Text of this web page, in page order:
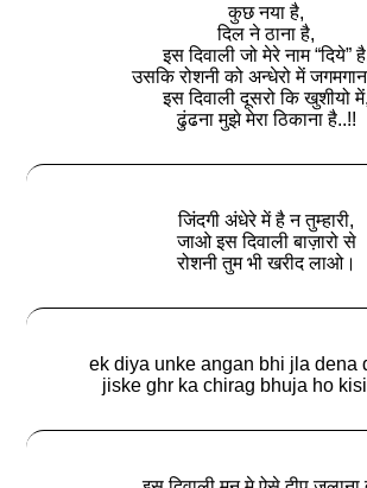
कुछ नया है,
दिल ने ठाना है,
इस दिवाली जो मेरे नाम “दिये”
उसकि रोशनी को अन्धेरो में
इस दिवाली दूसरो कि खुशीयो में,
ढुंढना मुझे मेरा ठिकाना है..!!
जिंदगी अंधेरे में है न तुम्हारी,
जाओ इस दिवाली बाज़ारो से
रोशनी तुम भी खरीद लाओ।
ek diya unke angan bhi jla dena
jiske ghr ka chirag bhuja ho